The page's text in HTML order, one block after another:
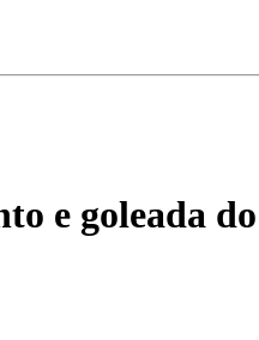
e goleada do